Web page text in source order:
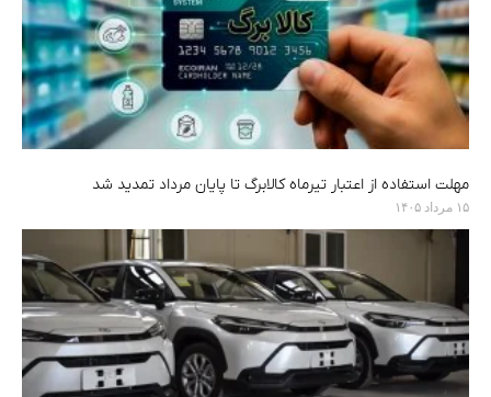
مهلت استفاده از اعتبار تیرماه کالابرگ تا پایان مرداد تمدید شد
۱۵ مرداد ۱۴۰۵